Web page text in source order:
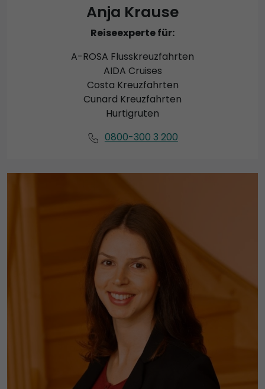
Anja Krause
Reiseexperte für:
A-ROSA Flusskreuzfahrten
AIDA Cruises
Costa Kreuzfahrten
Cunard Kreuzfahrten
Hurtigruten
0800-300 3 200